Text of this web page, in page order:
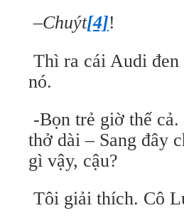
–Chuýt[4]!
Thì ra cái Audi đen
nó.
-Bọn trẻ giờ thế
thở dài – Sang đây
gì vậy, cậu?
Tôi giải thích. Cô